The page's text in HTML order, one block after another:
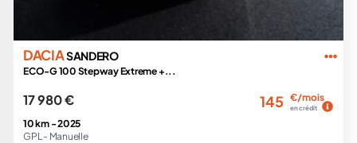
DACIASANDERO
ECO-G 100 Stepway Extreme +...
17 980 € 145 €/mois
en crédit
10 km -2025
GPL - Manuelle